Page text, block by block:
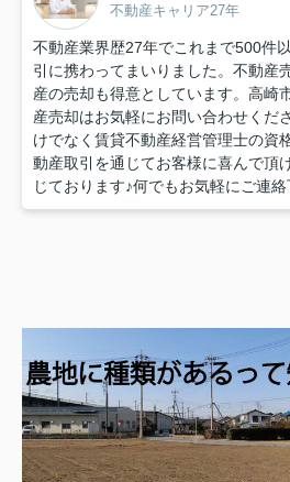
不動産キャリア27年
不動産業界歴27年でこれまで500件
引に携わってまいりました。不動産
産の売却も得意としています。高崎
産売却はお気軽にお問い合わせくだ
けでなく賃貸不動産経営管理士の資
動産取引を通じてお客様に喜んで頂
じております♪何でもお気軽にご連絡